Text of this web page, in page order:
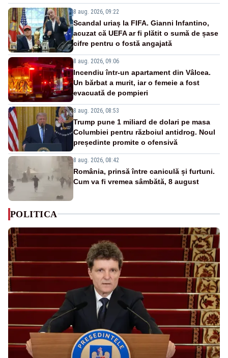
8 aug. 2026, 09:22
Scandal uriaș la FIFA. Gianni Infantino,
acuzat că UEFA ar fi plătit o sumă de șase
cifre pentru o fostă angajată
8 aug. 2026, 09:06
Incendiu într-un apartament din Vâlcea.
Un bărbat a murit, iar o femeie a fost
evacuată de pompieri
8 aug. 2026, 08:53
Trump pune 1 miliard de dolari pe masa
Columbiei pentru războiul antidrog. Noul
președinte promite o ofensivă
8 aug. 2026, 08:42
România, prinsă între caniculă și furtuni.
Cum va fi vremea sâmbătă, 8 august
POLITICA